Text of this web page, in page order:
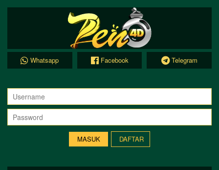
Whatsapp Facebook Telegram
DAFTAR